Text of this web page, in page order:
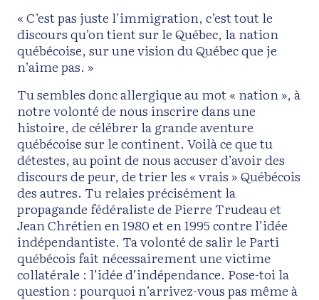
« C’est pas juste l’immigration, c’est tout le
discours qu’on tient sur le Québec, la nation
québécoise, sur une vision du Québec que je
n’aime pas. »
Tu sembles donc allergique au mot « nation », à
notre volonté de nous inscrire dans une
histoire, de célébrer la grande aventure
québécoise sur le continent. Voilà ce que tu
détestes, au point de nous accuser d’avoir des
discours de peur, de trier les « vrais » Québécois
des autres. Tu relaies précisément la
propagande fédéraliste de Pierre Trudeau et
Jean Chrétien en 1980 et en 1995 contre l’idée
indépendantiste. Ta volonté de salir le Parti
québécois fait nécessairement une victime
collatérale : l’idée d’indépendance. Pose-toi la
question : pourquoi n’arrivez-vous pas même à